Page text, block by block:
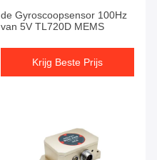
de Gyroscoopsensor 100Hz
van 5V TL720D MEMS
Krijg Beste Prijs